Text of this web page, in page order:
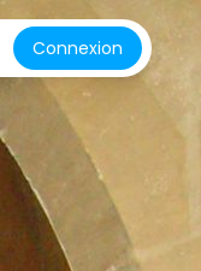
Connexion